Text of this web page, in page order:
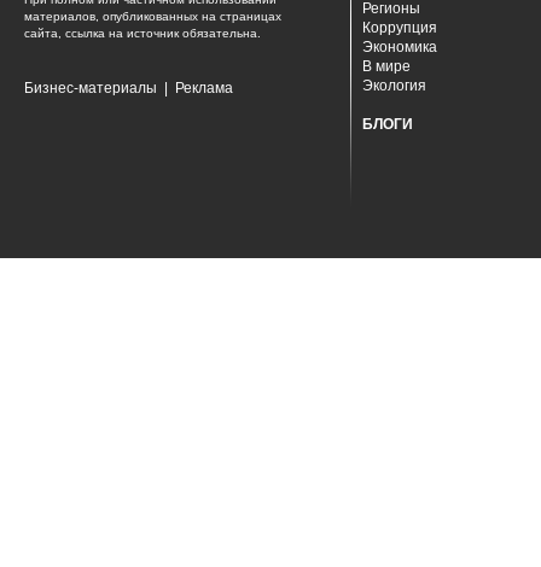
материалов, опубликованных на страницах
сайта, ссылка на источник обязательна.
Бизнес-материалы Реклама
Регионы
Коррупция
Экономика
В мире
Экология
БЛОГИ